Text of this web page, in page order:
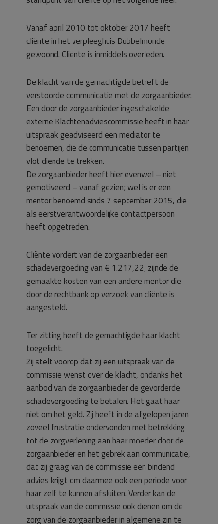
Vanaf april 2010 tot oktober 2017 heeft
cliënte in het verpleeghuis Dubbelmonde
gewoond. Cliënte is inmiddels overleden.
De klacht van de gemachtigde betreft de
verstoorde communicatie met de zorgaanbieder.
Een door de zorgaanbieder ingeschakelde
externe Klachtenadviescommissie heeft in haar
uitspraak geadviseerd een mediator te
benoemen, die de communicatie tussen partijen
vlot diende te trekken.
De zorgaanbieder heeft hier evenwel – niet
gemotiveerd – vanaf gezien; wel is er een
mentor benoemd sinds 7 september 2015, die
als eerstverantwoordelijke contactpersoon
heeft opgetreden.
Cliënte vordert van de zorgaanbieder een
schadevergoeding van € 1.217,22, zijnde de
gemaakte kosten van een andere mentor die
door de rechtbank op verzoek van cliënte is
aangesteld.
Ter zitting heeft de gemachtigde haar klacht
toegelicht.
Zij stelt voorop dat zij een uitspraak van de
commissie wenst over de klacht, ondanks het
aanbod van de zorgaanbieder de gevorderde
schadevergoeding te betalen. Het gaat haar
niet om het geld. Zij heeft in de afgelopen jaren
zoveel frustratie ondervonden met betrekking
tot de zorgverlening aan haar moeder door de
zorgaanbieder en het gebrek aan communicatie,
dat zij graag van de commissie een bindend
advies krijgt om daarmee ook een periode voor
haar zelf te kunnen afsluiten. Verder kan de
uitspraak van de commissie ook dienen om de
zorg van de zorgaanbieder in algemene zin te